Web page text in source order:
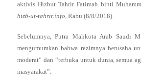
aktivis Hizbut Tahrir Fatimah binti
hizb-ut-tahrir.info, Rabu (8/8/2018).
Sebelumnya, Putra Mahkota Arab Saudi
mengumumkan bahwa rezimnya berusaha
moderat” dan “terbuka untuk dunia, semua
masyarakat”.